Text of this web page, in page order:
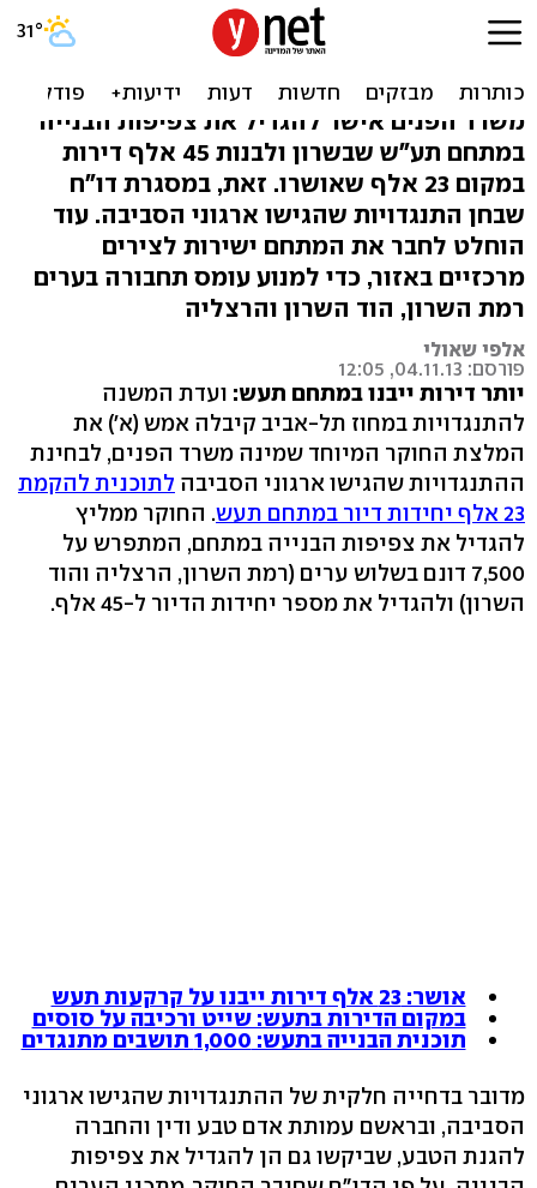
מתחם תעש: אושרו עוד 20
אלף יחידות דיור
משרד הפנים אישר להגדיל את צפיפות הבנייה
במתחם תע"ש שבשרון ולבנות 45 אלף דירות
במקום 23 אלף שאושרו. זאת, במסגרת דו"ח
שבחן התנגדויות שהגישו ארגוני הסביבה. עוד
הוחלט לחבר את המתחם ישירות לצירים
מרכזיים באזור, כדי למנוע עומס תחבורה בערים
רמת השרון, הוד השרון והרצליה
אלפי שאולי
פורסם: 04.11.13, 12:05
יותר דירות ייבנו במתחם תעש: ועדת המשנה
להתנגדויות במחוז תל-אביב קיבלה אמש (א') את
המלצת החוקר המיוחד שמינה משרד הפנים, לבחינת
ההתנגדויות שהגישו ארגוני הסביבה לתוכנית להקמת
23 אלף יחידות דיור במתחם תעש
. החוקר ממליץ
להגדיל את צפיפות הבנייה במתחם, המתפרש על
7,500 דונם בשלוש ערים (רמת השרון, הרצליה והוד
השרון) ולהגדיל את מספר יחידות הדיור ל-45 אלף.
אושר: 23 אלף דירות ייבנו על קרקעות תעש
במקום הדירות בתעש: שייט ורכיבה על סוסים
תוכנית הבנייה בתעש: 1,000 תושבים מתנגדים
מדובר בדחייה חלקית של ההתנגדויות שהגישו ארגוני
הסביבה, ובראשם עמותת אדם טבע ודין והחברה
להגנת הטבע, שביקשו גם הן להגדיל את צפיפות